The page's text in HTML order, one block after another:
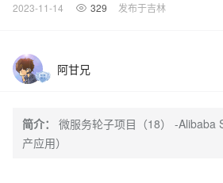
2023-11-14 329 发布于吉林
阿甘兄
简介：
微服务轮子项目（18） -Alibaba
产应用）